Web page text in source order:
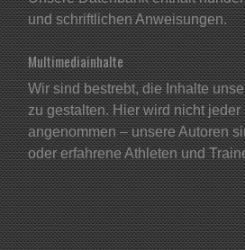
und schriftlichen Anweisungen.
Multimediainhalte
Wir sind bestrebt, die Inhalte
zu gestalten. Hier wird nicht
angenommen – unsere Autoren
oder erfahrene Athleten und